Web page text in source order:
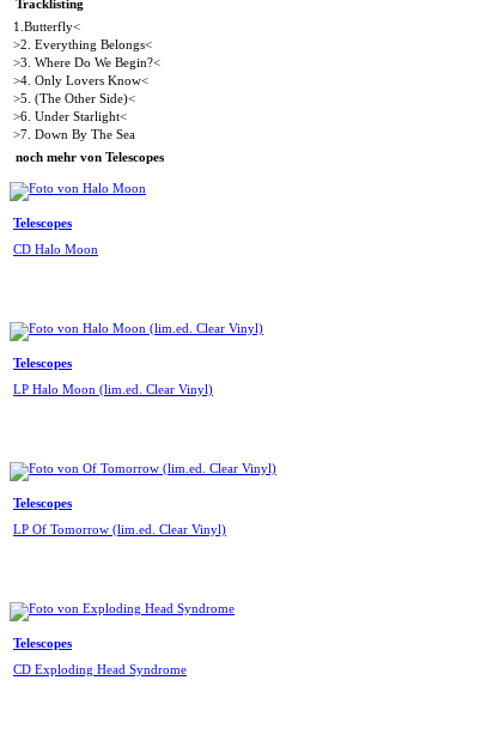
Tracklisting
1.Butterfly<
>2. Everything Belongs<
>3. Where Do We Begin?<
>4. Only Lovers Know<
>5. (The Other Side)<
>6. Under Starlight<
>7. Down By The Sea
noch mehr von Telescopes
Telescopes
CD Halo Moon
Telescopes
LP Halo Moon (lim.ed. Clear Vinyl)
Telescopes
LP Of Tomorrow (lim.ed. Clear Vinyl)
Telescopes
CD Exploding Head Syndrome